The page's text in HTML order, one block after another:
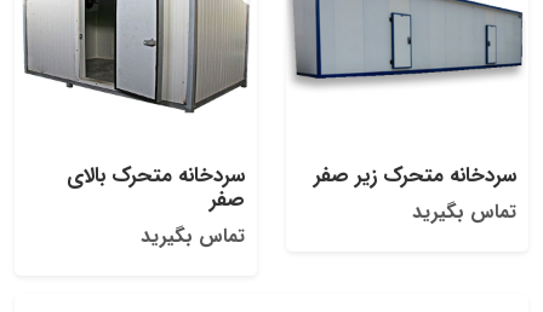
سردخانه متحرک زیر صفر
تماس بگیرید
سردخانه متحرک بالای
صفر
تماس بگیرید